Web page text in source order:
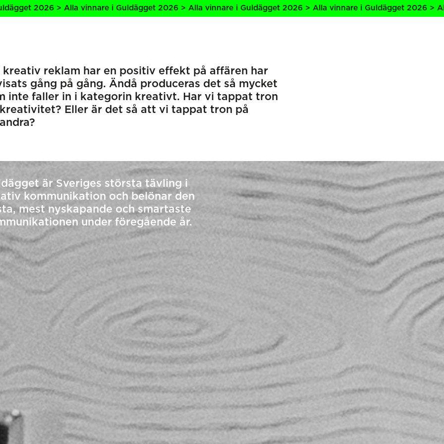
i Guldägget 2026 > Alla vinnare i Guldägget 2026 > Alla vinnare i Guldägget 2026 > Alla vinnare i
reklam har en positiv effekt på affären har
gång på gång. Ändå produceras det så mycket
inte faller in i kategorin kreativt. Har vi tappat tron
Eller är det så att vi tappat tron på
är Sveriges största tävling i
kommunikation och belönar den
mest nyskapande och smartaste
under föregående år.